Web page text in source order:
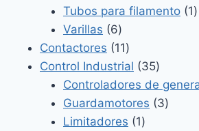
Tubos para filamento 11
Varillas 66
productos
Contactores 1111
productos
Control Industrial 3535
Controladores de
Guardamotores 33
Limitadores 11